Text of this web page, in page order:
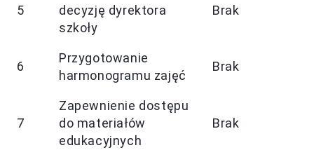
5
decyzję dyrektora
szkoły
Brak
6
Przygotowanie
harmonogramu zajęć
Brak
7
Zapewnienie dostępu
do materiałów
edukacyjnych
Brak